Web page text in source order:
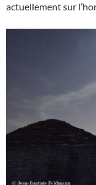
actuellement sur